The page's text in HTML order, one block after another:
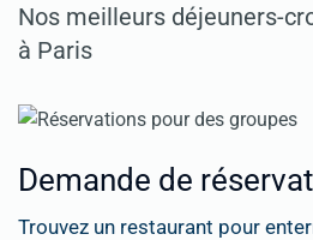
Nos meilleurs déjeuners-
à Paris
Demande de
Trouvez un restaurant pour